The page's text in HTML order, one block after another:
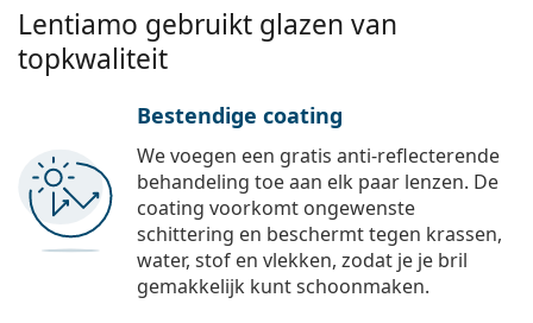
Lentiamo gebruikt glazen van
topkwaliteit
Bestendige coating
We voegen een gratis anti-reflecterende
behandeling toe aan elk paar lenzen. De
coating voorkomt ongewenste
schittering en beschermt tegen krassen,
water, stof en vlekken, zodat je je bril
gemakkelijk kunt schoonmaken.